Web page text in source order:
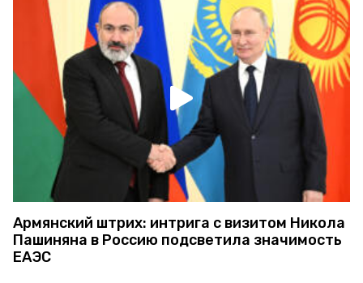
Армянский штрих: интрига с визитом Никола
Пашиняна в Россию подсветила значимость
ЕАЭС